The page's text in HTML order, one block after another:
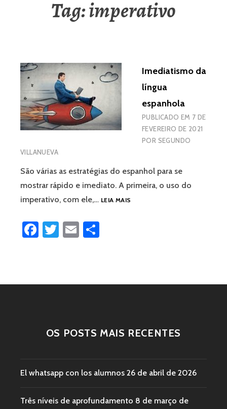
Tag:imperativo
Imediatismo da
língua
espanhola
PUBLICADO EM 7 DE
FEVEREIRO DE 2021
POR SEGUNDO
VILLANUEVA
São várias as estratégias do espanhol para se
mostrar rápido e imediato. A primeira, o uso do
imperativo, com ele,… LEIA MAIS
Facebook
Twitter
Email
OS POSTS MAIS RECENTES
El whatsapp con los alumnos 26 de abril de 2026
Três níveis de aprofundamento 8 de março de